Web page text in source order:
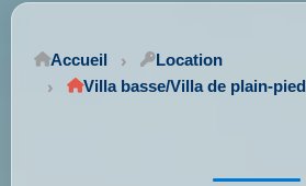
Accueil
Location
Villa basse/Villa de plain-pied